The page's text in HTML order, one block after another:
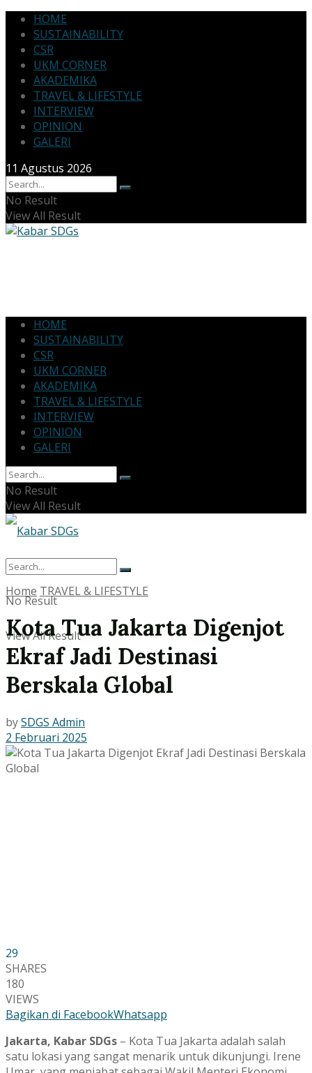
HOME
SUSTAINABILITY
CSR
UKM CORNER
AKADEMIKA
TRAVEL & LIFESTYLE
INTERVIEW
OPINION
GALERI
11 Agustus 2026
No Result
View All Result
HOME
SUSTAINABILITY
CSR
UKM CORNER
AKADEMIKA
TRAVEL & LIFESTYLE
INTERVIEW
OPINION
GALERI
No Result
View All Result
No Result
View All Result
Home TRAVEL & LIFESTYLE
Kota Tua Jakarta Digenjot
Ekraf Jadi Destinasi
Berskala Global
bySDGS Admin
2 Februari 2025
29
SHARES
180
VIEWS
Bagikan di FacebookWhatsapp
Jakarta, Kabar SDGs – Kota Tua Jakarta adalah salah
satu lokasi yang sangat menarik untuk dikunjungi. Irene